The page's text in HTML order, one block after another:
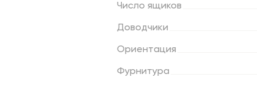
Число ящиков
Доводчики
Ориентация
Фурнитура